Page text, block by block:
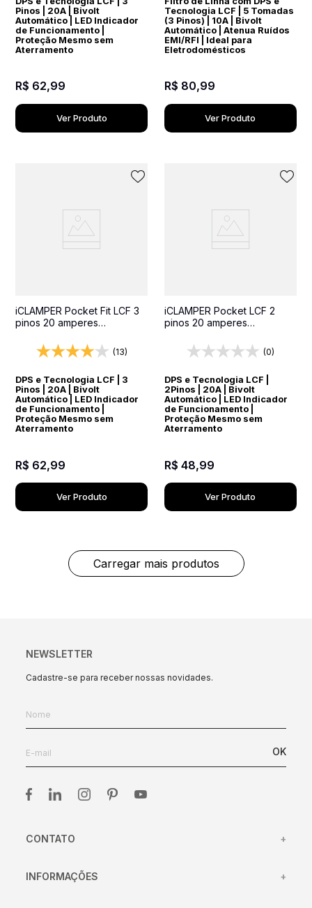
Pinos | 20A | Bivolt
Automático | LED Indicador
de Funcionamento |
Proteção Mesmo sem
Aterramento
R$ 62,99
Ver Produto
Tecnologia LCF | 5 Tomadas
(3 Pinos) | 10A | Bivolt
Automático | Atenua Ruídos
EMI/RFI | Ideal para
Eletrodomésticos
R$ 80,99
Ver Produto
iCLAMPER Pocket Fit LCF 3
pinos 20 amperes
Elétrico DPS Bivolt
(13)
DPS e Tecnologia LCF | 3
Pinos | 20A | Bivolt
Automático | LED Indicador
de Funcionamento |
Proteção Mesmo sem
Aterramento
R$ 62,99
Ver Produto
iCLAMPER Pocket LCF 2
pinos 20 amperes
Elétrico DPS Bivolt
(0)
DPS e Tecnologia LCF |
2Pinos | 20A | Bivolt
Automático | LED Indicador
de Funcionamento |
Proteção Mesmo sem
Aterramento
R$ 48,99
Ver Produto
NEWSLETTER
Cadastre-se para receber nossas novidades.
OK
CONTATO +
INFORMAÇÕES +